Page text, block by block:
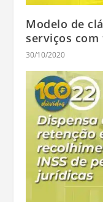
Modelo de
serviços
30/10/2020